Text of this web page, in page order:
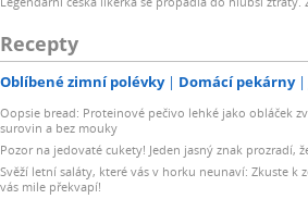
Recepty
Oblíbené zimní polévky Domácí pekárny
Oopsie bread: Proteinové pečivo lehké jako obláček
surovin a bez mouky
Pozor na jedovaté cukety! Jeden jasný znak prozradí,
Svěží letní saláty, které vás v horku neunaví: Zkuste k
vás mile překvapí!